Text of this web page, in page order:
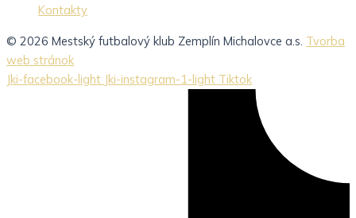
Kontakty
© 2026 Mestský futbalový klub Zemplín Michalovce a.s. Tvorba
web stránok
Jki-facebook-light Jki-instagram-1-light Tiktok